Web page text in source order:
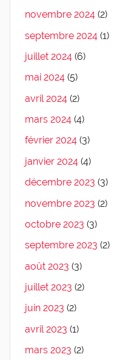
novembre 2024 (2)
septembre 2024 (1)
juillet 2024 (6)
mai 2024 (5)
avril 2024 (2)
mars 2024 (4)
février 2024 (3)
janvier 2024 (4)
décembre 2023 (3)
novembre 2023 (2)
octobre 2023 (3)
septembre 2023 (2)
août 2023 (3)
juillet 2023 (2)
juin 2023 (2)
avril 2023 (1)
mars 2023 (2)